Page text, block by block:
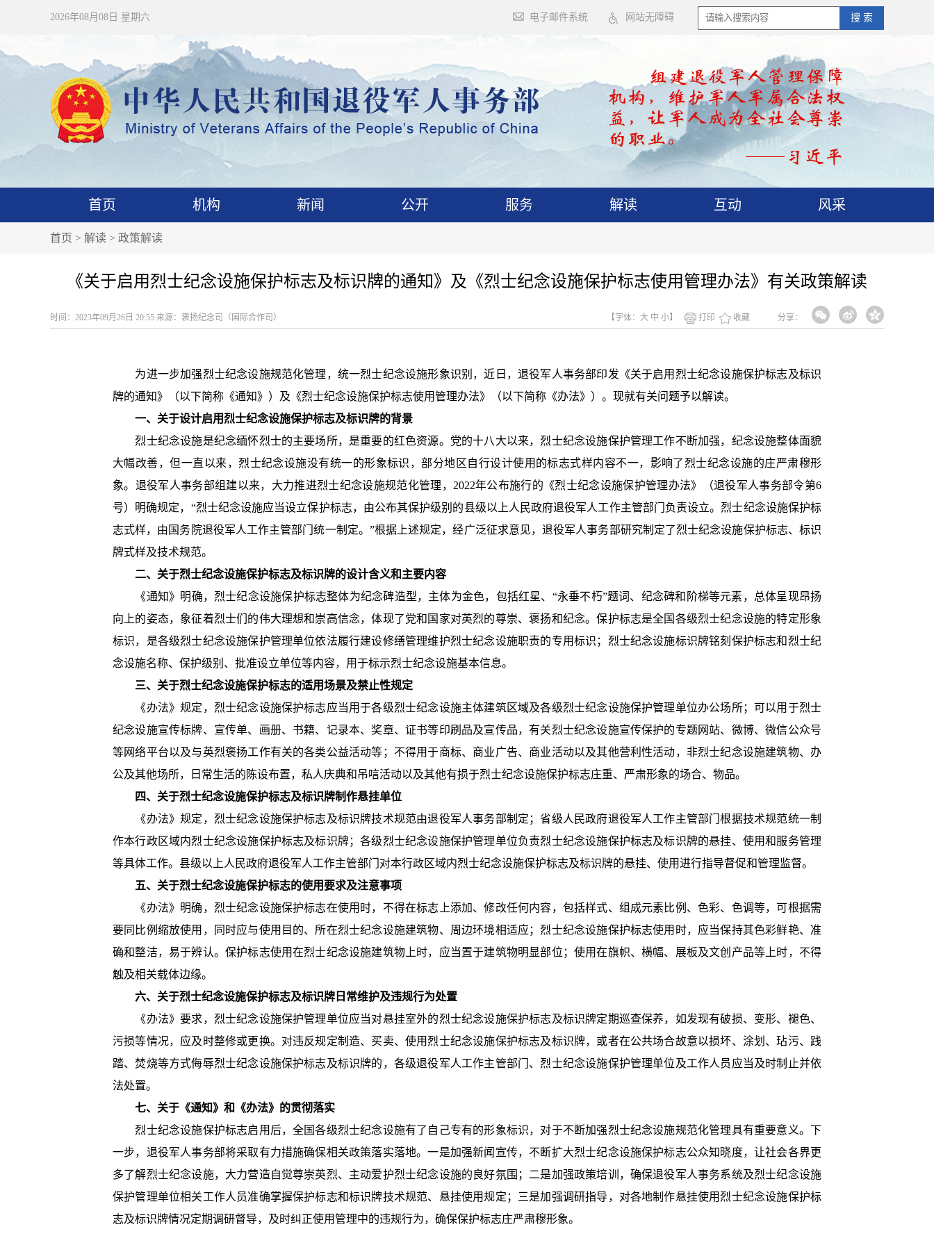
2026年08月08日 星期六 搜 索
电子邮件系统 网站无障碍
首页 机构 新闻 公开 服务 解读 互动 风采
首页 > 解读 > 政策解读
《关于启用烈士纪念设施保护标志及标识牌的通知》及《烈士纪念设施保护标志使用管理办法》有关政策解读
时间：2023年09月26日 20:55 来源：褒扬纪念司（国际合作司） 分享：
【字体： 大 中 小】 打印 收藏
为进一步加强烈士纪念设施规范化管理，统一烈士纪念设施形象识别，近日，退役军人事务部印发《关于启用烈士纪念设施保护标志及标识
牌的通知》（以下简称《通知》）及《烈士纪念设施保护标志使用管理办法》（以下简称《办法》）。现就有关问题予以解读。
一、关于设计启用烈士纪念设施保护标志及标识牌的背景
烈士纪念设施是纪念缅怀烈士的主要场所，是重要的红色资源。党的十八大以来，烈士纪念设施保护管理工作不断加强，纪念设施整体面貌
大幅改善，但一直以来，烈士纪念设施没有统一的形象标识，部分地区自行设计使用的标志式样内容不一，影响了烈士纪念设施的庄严肃穆形
象。退役军人事务部组建以来，大力推进烈士纪念设施规范化管理，2022年公布施行的《烈士纪念设施保护管理办法》（退役军人事务部令第6
号）明确规定，“烈士纪念设施应当设立保护标志，由公布其保护级别的县级以上人民政府退役军人工作主管部门负责设立。烈士纪念设施保护标
志式样，由国务院退役军人工作主管部门统一制定。”根据上述规定，经广泛征求意见，退役军人事务部研究制定了烈士纪念设施保护标志、标识
牌式样及技术规范。
二、关于烈士纪念设施保护标志及标识牌的设计含义和主要内容
《通知》明确，烈士纪念设施保护标志整体为纪念碑造型，主体为金色，包括红星、“永垂不朽”题词、纪念碑和阶梯等元素，总体呈现昂扬
向上的姿态，象征着烈士们的伟大理想和崇高信念，体现了党和国家对英烈的尊崇、褒扬和纪念。保护标志是全国各级烈士纪念设施的特定形象
标识，是各级烈士纪念设施保护管理单位依法履行建设修缮管理维护烈士纪念设施职责的专用标识；烈士纪念设施标识牌铭刻保护标志和烈士纪
念设施名称、保护级别、批准设立单位等内容，用于标示烈士纪念设施基本信息。
三、关于烈士纪念设施保护标志的适用场景及禁止性规定
《办法》规定，烈士纪念设施保护标志应当用于各级烈士纪念设施主体建筑区域及各级烈士纪念设施保护管理单位办公场所；可以用于烈士
纪念设施宣传标牌、宣传单、画册、书籍、记录本、奖章、证书等印刷品及宣传品，有关烈士纪念设施宣传保护的专题网站、微博、微信公众号
等网络平台以及与英烈褒扬工作有关的各类公益活动等；不得用于商标、商业广告、商业活动以及其他营利性活动，非烈士纪念设施建筑物、办
公及其他场所，日常生活的陈设布置，私人庆典和吊唁活动以及其他有损于烈士纪念设施保护标志庄重、严肃形象的场合、物品。
四、关于烈士纪念设施保护标志及标识牌制作悬挂单位
《办法》规定，烈士纪念设施保护标志及标识牌技术规范由退役军人事务部制定；省级人民政府退役军人工作主管部门根据技术规范统一制
作本行政区域内烈士纪念设施保护标志及标识牌；各级烈士纪念设施保护管理单位负责烈士纪念设施保护标志及标识牌的悬挂、使用和服务管理
等具体工作。县级以上人民政府退役军人工作主管部门对本行政区域内烈士纪念设施保护标志及标识牌的悬挂、使用进行指导督促和管理监督。
五、关于烈士纪念设施保护标志的使用要求及注意事项
《办法》明确，烈士纪念设施保护标志在使用时，不得在标志上添加、修改任何内容，包括样式、组成元素比例、色彩、色调等，可根据需
要同比例缩放使用，同时应与使用目的、所在烈士纪念设施建筑物、周边环境相适应；烈士纪念设施保护标志使用时，应当保持其色彩鲜艳、准
确和整洁，易于辨认。保护标志使用在烈士纪念设施建筑物上时，应当置于建筑物明显部位；使用在旗帜、横幅、展板及文创产品等上时，不得
触及相关载体边缘。
六、关于烈士纪念设施保护标志及标识牌日常维护及违规行为处置
《办法》要求，烈士纪念设施保护管理单位应当对悬挂室外的烈士纪念设施保护标志及标识牌定期巡查保养，如发现有破损、变形、褪色、
污损等情况，应及时整修或更换。对违反规定制造、买卖、使用烈士纪念设施保护标志及标识牌，或者在公共场合故意以损坏、涂划、玷污、践
踏、焚烧等方式侮辱烈士纪念设施保护标志及标识牌的，各级退役军人工作主管部门、烈士纪念设施保护管理单位及工作人员应当及时制止并依
法处置。
七、关于《通知》和《办法》的贯彻落实
烈士纪念设施保护标志启用后，全国各级烈士纪念设施有了自己专有的形象标识，对于不断加强烈士纪念设施规范化管理具有重要意义。下
一步，退役军人事务部将采取有力措施确保相关政策落实落地。一是加强新闻宣传，不断扩大烈士纪念设施保护标志公众知晓度，让社会各界更
多了解烈士纪念设施，大力营造自觉尊崇英烈、主动爱护烈士纪念设施的良好氛围；二是加强政策培训，确保退役军人事务系统及烈士纪念设施
保护管理单位相关工作人员准确掌握保护标志和标识牌技术规范、悬挂使用规定；三是加强调研指导，对各地制作悬挂使用烈士纪念设施保护标
志及标识牌情况定期调研督导，及时纠正使用管理中的违规行为，确保保护标志庄严肃穆形象。